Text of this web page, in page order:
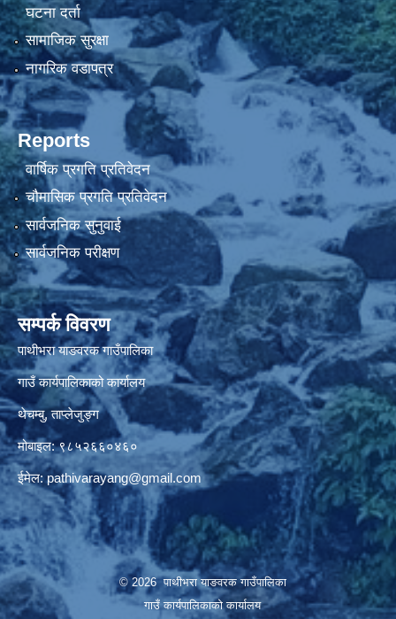
घटना दर्ता
सामाजिक सुरक्षा
नागरिक वडापत्र
Reports
वार्षिक प्रगति प्रतिवेदन
चौमासिक प्रगति प्रतिवेदन
सार्वजनिक सुनुवाई
सार्वजनिक परीक्षण
सम्पर्क विवरण
पाथीभरा याङवरक गाउँपालिका
गाउँ कार्यपालिकाको कार्यालय
थेचम्बु, ताप्लेजुङ्ग
मोबाइल: ९८५२६६०४६०
ईमेल:pathivarayang@gmail.com
© 2026 पाथीभरा याङवरक गाउँपालिका
गाउँ कार्यपालिकाको कार्यालय